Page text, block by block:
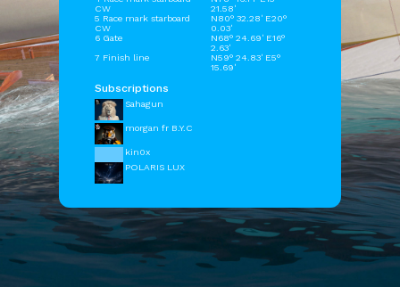
CW
21.58'
5 Race mark starboard
CW
N80° 32.28' E20°
0.03'
6 Gate
N68° 24.69' E16°
2.63'
7 Finish line
N59° 24.83' E5°
15.69'
Subscriptions
Sahagun
morgan fr B.Y.C
kin0x
POLARIS LUX